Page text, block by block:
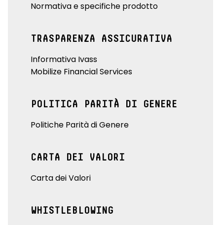
Normativa e specifiche prodotto
TRASPARENZA ASSICURATIVA
Informativa Ivass
Mobilize Financial Services
POLITICA PARITÀ DI GENERE
Politiche Parità di Genere
CARTA DEI VALORI
Carta dei Valori
WHISTLEBLOWING